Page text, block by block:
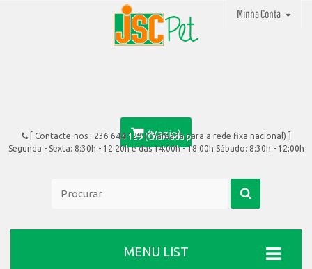
Minha Conta
(Vazio)
[ Contacte-nos : 236 644 129 (Chamada para a rede fixa nacional)
Segunda - Sexta: 8:30h - 12:20h e das 14:00h - 18:00h Sábado: 8:30h - 12:00h
MENU LIST